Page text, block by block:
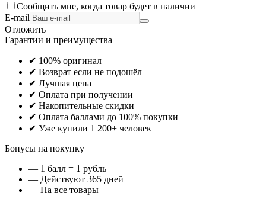
Сообщить мне, когда товар будет в наличии
E-mail
Отложить
Гарантии и преимущества
✔ 100% оригинал
✔ Возврат если не подошёл
✔ Лучшая цена
✔ Оплата при получении
✔ Накопительные скидки
✔ Оплата баллами до 100% покупки
✔ Уже купили 1 200+ человек
Бонусы на покупку
— 1 балл = 1 рубль
— Действуют 365 дней
— На все товары